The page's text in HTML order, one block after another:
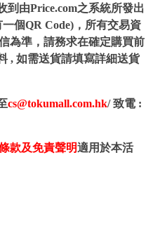
到由Price.com之系統所發出
個QR Code)，所有交易資
為準，請務求在確定購買前
, 如需送貨請填寫詳細送貨
cs@tokumall.com.hk/ 致電 :
款及免責聲明適用於本活